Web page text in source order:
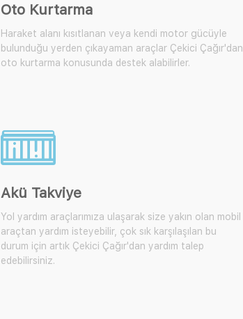
Oto Kurtarma
Haraket alanı kısıtlanan veya kendi motor gücüyle
bulunduğu yerden çıkayaman araçlar Çekici Çağır'dan
oto kurtarma konusunda destek alabilirler.
Akü Takviye
Yol yardım araçlarımıza ulaşarak size yakın olan mobil
araçtan yardım isteyebilir, çok sık karşılaşılan bu
durum için artık Çekici Çağır'dan yardım talep
edebilirsiniz.